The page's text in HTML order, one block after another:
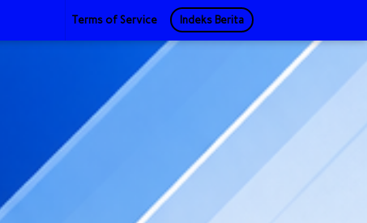
Terms of Service Indeks Berita